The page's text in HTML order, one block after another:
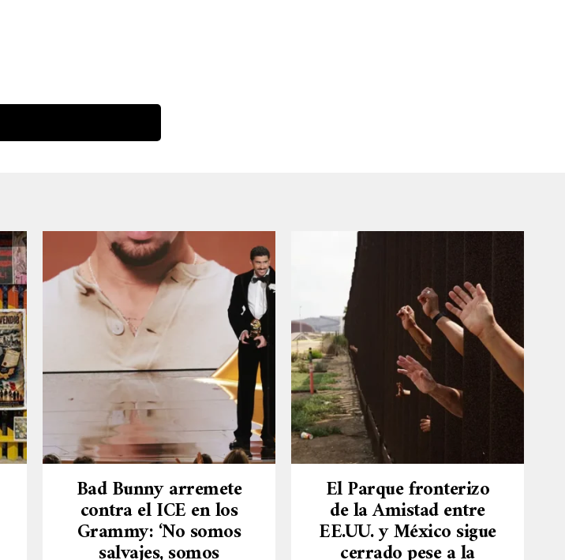
Bad Bunny arremete
contra el ICE en los
Grammy: ‘No somos
El Parque fronterizo
de la Amistad entre
EE.UU. y México sigue